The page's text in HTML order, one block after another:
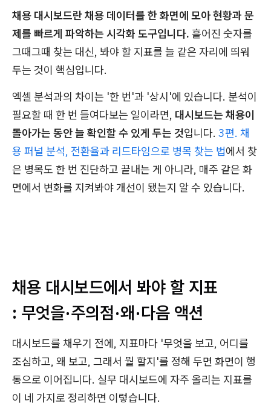
채용 대시보드란 채용 데이터를 한 화면에 모아 현황과 문
제를 빠르게 파악하는 시각화 도구입니다. 흩어진 숫자를
그때그때 찾는 대신, 봐야 할 지표를 늘 같은 자리에 띄워
두는 것이 핵심입니다.
엑셀 분석과의 차이는 '한 번'과 '상시'에 있습니다. 분석이
필요할 때 한 번 들여다보는 일이라면, 대시보드는 채용이
돌아가는 동안 늘 확인할 수 있게 두는 것입니다. 3편. 채
용 퍼널 분석, 전환율과 리드타임으로 병목 찾는 법에서 찾
은 병목도 한 번 진단하고 끝내는 게 아니라, 매주 같은 화
면에서 변화를 지켜봐야 개선이 됐는지 알 수 있습니다.
채용 대시보드에서 봐야 할 지표
: 무엇을·주의점·왜·다음 액션
대시보드를 채우기 전에, 지표마다 '무엇을 보고, 어디를
조심하고, 왜 보고, 그래서 뭘 할지'를 정해 두면 화면이 행
동으로 이어집니다. 실무 대시보드에 자주 올리는 지표를
이 네 가지로 정리하면 이렇습니다.